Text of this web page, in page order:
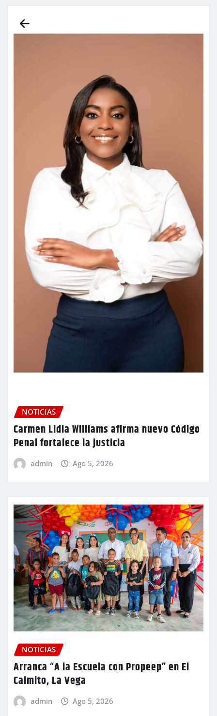
NOTICIAS
Carmen Lidia Williams afirma nuevo Código
Penal fortalece la justicia
admin Ago 5, 2026
NOTICIAS
Arranca “A la Escuela con Propeep” en El
Caimito, La Vega
admin Ago 5, 2026